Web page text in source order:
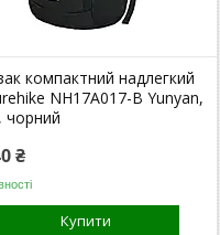
компактний надлегкий
NH17A017-B Yunyan,
чорний
₴
Купити